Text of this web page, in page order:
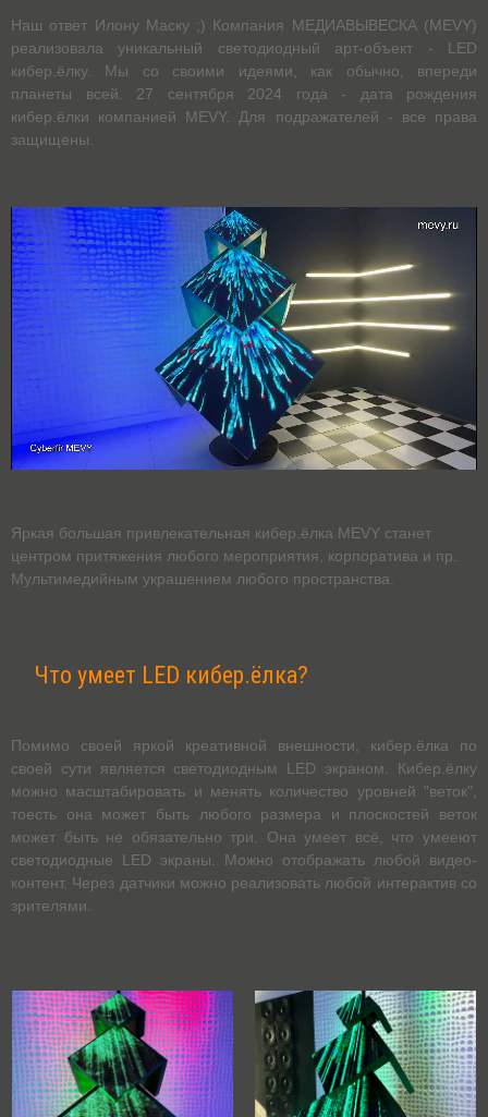
Наш ответ Илону Маску ;) Компания МЕДИАВЫВЕСКА (MEVY)
реализовала уникальный светодиодный арт-объект - LED
кибер.ёлку. Мы со своими идеями, как обычно, впереди
планеты всей. 27 сентября 2024 года - дата рождения
кибер.ёлки компанией MEVY. Для подражателей - все права
защищены.
Яркая большая привлекательная кибер.ёлка MEVY станет
центром притяжения любого мероприятия, корпоратива и пр.
Мультимедийным украшением любого пространства.
Что умеет LED кибер.ёлка?
Помимо своей яркой креативной внешности, кибер.ёлка по
своей сути является светодиодным LED экраном. Кибер.ёлку
можно масштабировать и менять количество уровней "веток",
тоесть она может быть любого размера и плоскостей веток
может быть не обязательно три. Она умеет всё, что умееют
светодиодные LED экраны. Можно отображать любой видео-
контент. Через датчики можно реализовать любой интерактив со
зрителями.